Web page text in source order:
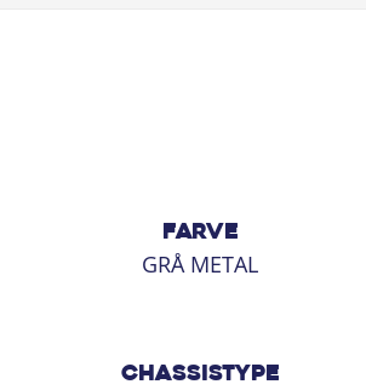
FARVE
GRÅ METAL
CHASSISTYPE